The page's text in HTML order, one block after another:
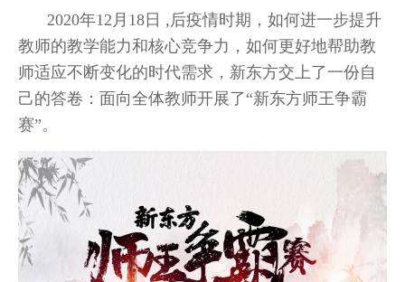
2020年12月18日 ,后疫情时期，如何进一步提升
教师的教学能力和核心竞争力，如何更好地帮助教
师适应不断变化的时代需求，新东方交上了一份自
己的答卷：面向全体教师开展了“新东方师王争霸
赛”。